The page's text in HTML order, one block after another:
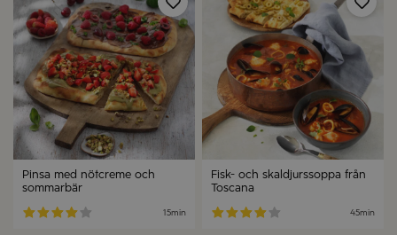
Spara
Pinsa med nötcreme och
sommarbär
15min
Fisk- och skaldjurssoppa från
Toscana
45min